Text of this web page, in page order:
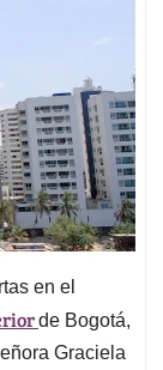
en el
de Bogotá,
Graciela